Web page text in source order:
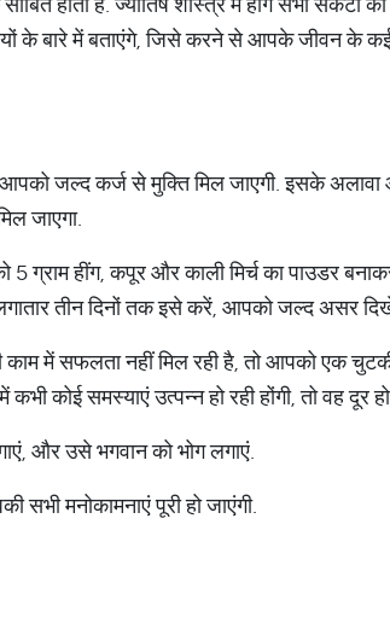
के बारे में बताएंगे, जिसे करने से आपके जीवन के कई
जल्द कर्ज से मुक्ति मिल जाएगी. इसके
जाएगा.
ग्राम हींग, कपूर और काली मिर्च का पाउडर
तीन दिनों तक इसे करें, आपको जल्द असर
में सफलता नहीं मिल रही है, तो आपको एक
कोई समस्याएं उत्पन्न हो रही होंगी, तो वह दूर हो
और उसे भगवान को भोग लगाएं.
मनोकामनाएं पूरी हो जाएंगी.